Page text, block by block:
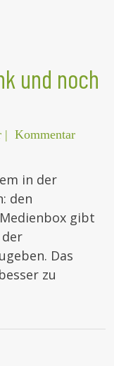
und noch
| Kommentar
in der
den
gibt
Das
zu